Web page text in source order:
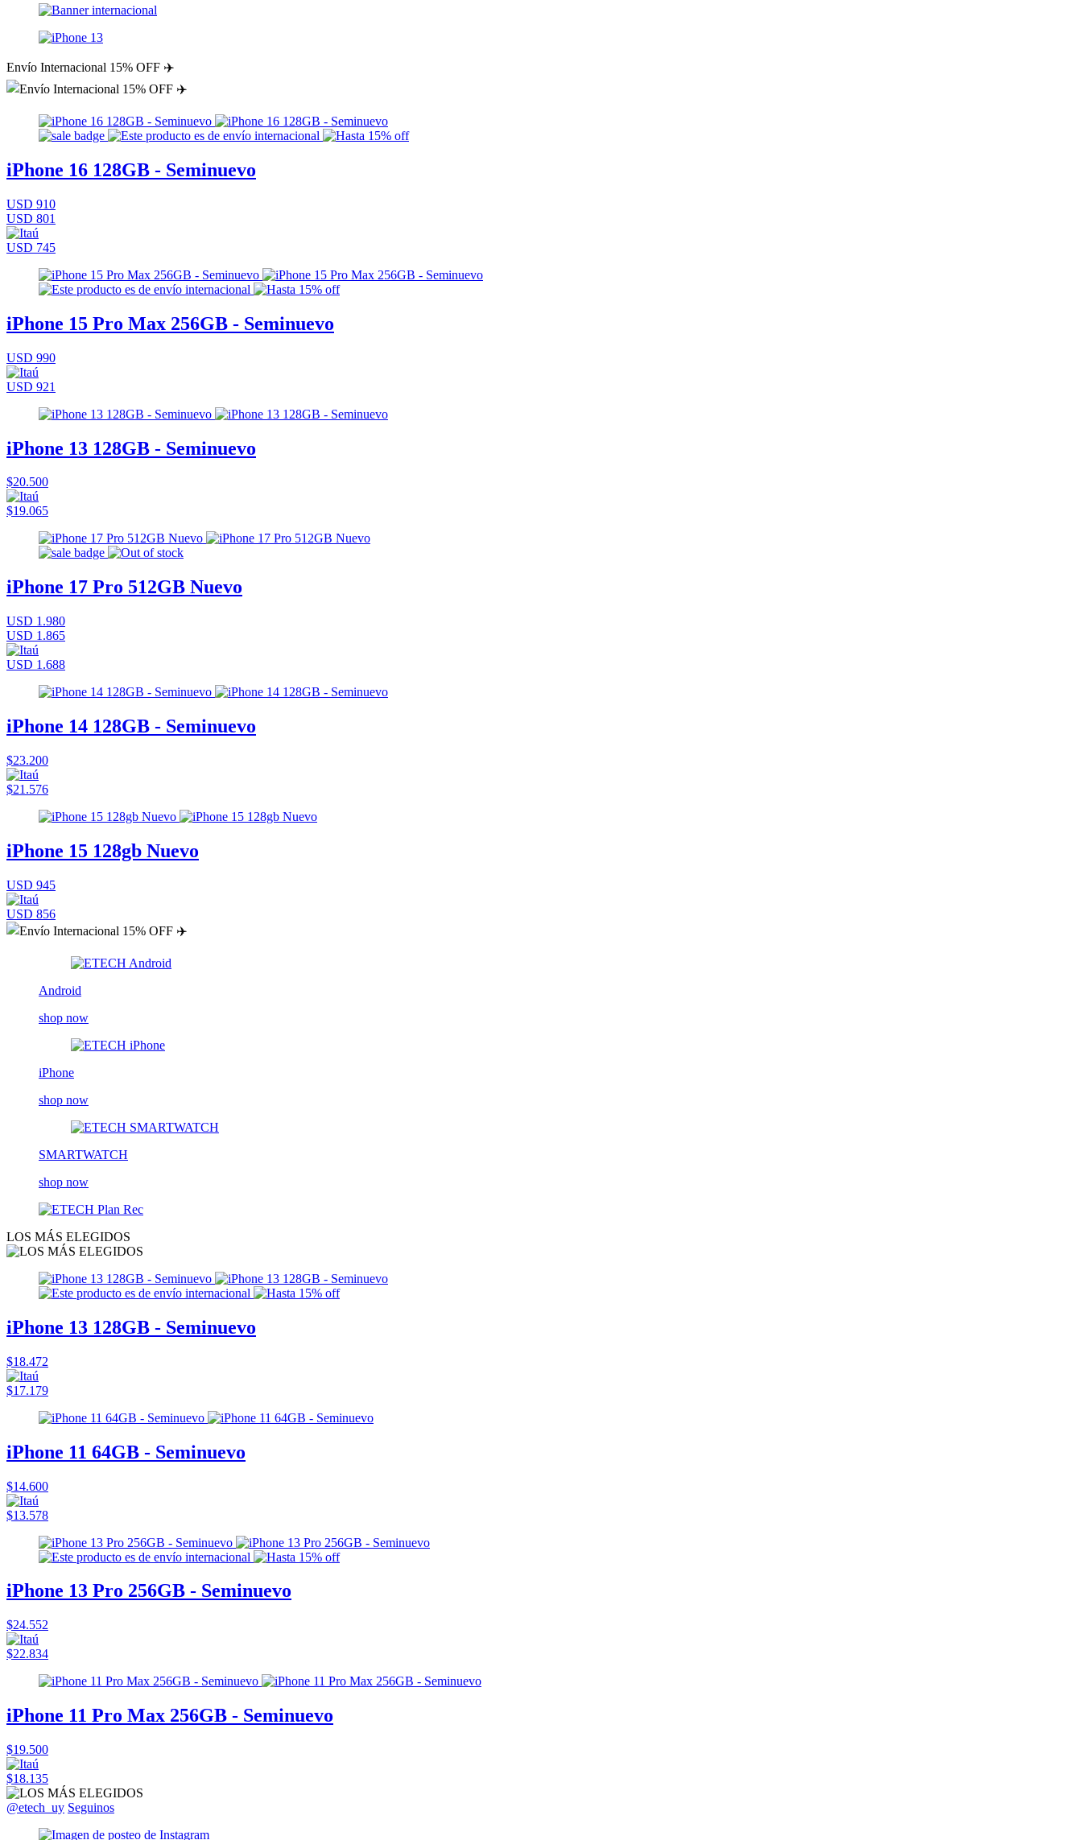
Envío Internacional 15% OFF ✈️
iPhone 16 128GB - Seminuevo
USD 910
USD 801
USD 745
iPhone 15 Pro Max 256GB - Seminuevo
USD 990
USD 921
iPhone 13 128GB - Seminuevo
$20.500
$19.065
iPhone 17 Pro 512GB Nuevo
USD 1.980
USD 1.865
USD 1.688
iPhone 14 128GB - Seminuevo
$23.200
$21.576
iPhone 15 128gb Nuevo
USD 945
USD 856
Android
shop now
iPhone
shop now
SMARTWATCH
shop now
LOS MÁS ELEGIDOS
iPhone 13 128GB - Seminuevo
$18.472
$17.179
iPhone 11 64GB - Seminuevo
$14.600
$13.578
iPhone 13 Pro 256GB - Seminuevo
$24.552
$22.834
iPhone 11 Pro Max 256GB - Seminuevo
$19.500
$18.135
@etech_uy Seguinos